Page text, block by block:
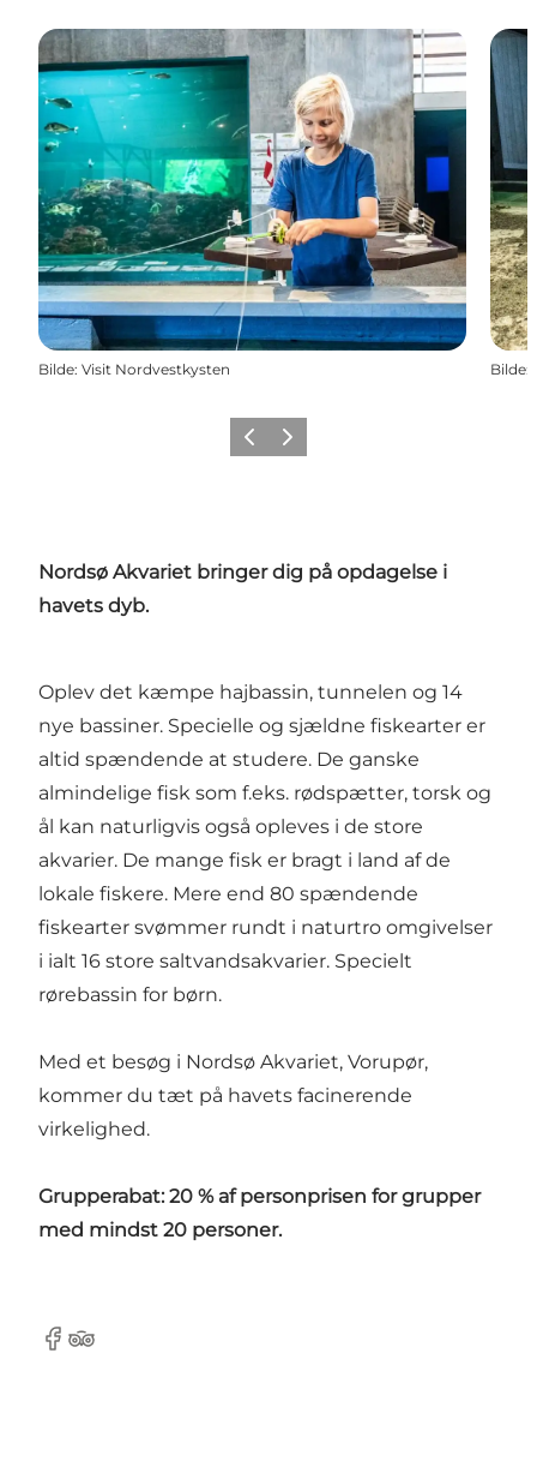
Bilde: Visit Nordvestkysten Bilde:
ForrigeNeste
Nordsø Akvariet bringer dig på opdagelse i
havets dyb.
Oplev det kæmpe hajbassin, tunnelen og 14
nye bassiner. Specielle og sjældne fiskearter er
altid spændende at studere. De ganske
almindelige fisk som f.eks. rødspætter, torsk og
ål kan naturligvis også opleves i de store
akvarier. De mange fisk er bragt i land af de
lokale fiskere. Mere end 80 spændende
fiskearter svømmer rundt i naturtro omgivelser
i ialt 16 store saltvandsakvarier. Specielt
rørebassin for børn.
Med et besøg i Nordsø Akvariet, Vorupør,
kommer du tæt på havets facinerende
virkelighed.
Grupperabat: 20 % af personprisen for grupper
med mindst 20 personer.
Facebook
TripAdvisor